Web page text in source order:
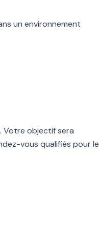
un environnement
Votre objectif sera
vous qualifiés pour